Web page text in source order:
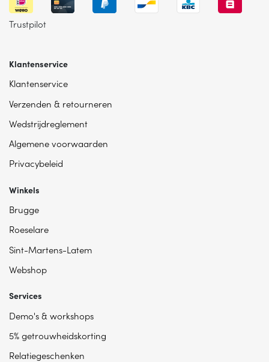
Trustpilot
Klantenservice
Klantenservice
Verzenden & retourneren
Wedstrijdreglement
Algemene voorwaarden
Privacybeleid
Winkels
Brugge
Roeselare
Sint-Martens-Latem
Webshop
Services
Demo's & workshops
5% getrouwheidskorting
Relatiegeschenken